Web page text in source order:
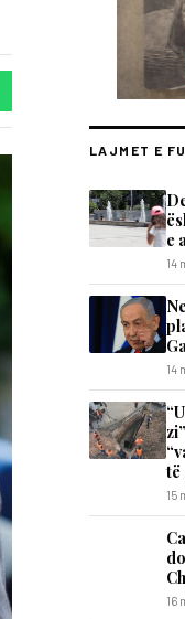
LAJMET E
e
14
14
të
15
16